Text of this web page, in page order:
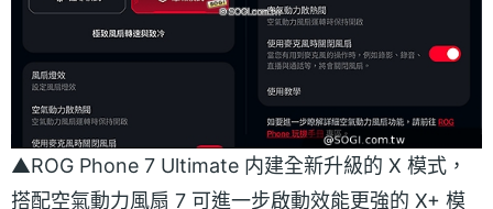
▲ROG Phone 7 Ultimate 内建全新升級的 X 模式，
搭配空氣動力風扇 7 可進一步啟動效能更強的 X+ 模